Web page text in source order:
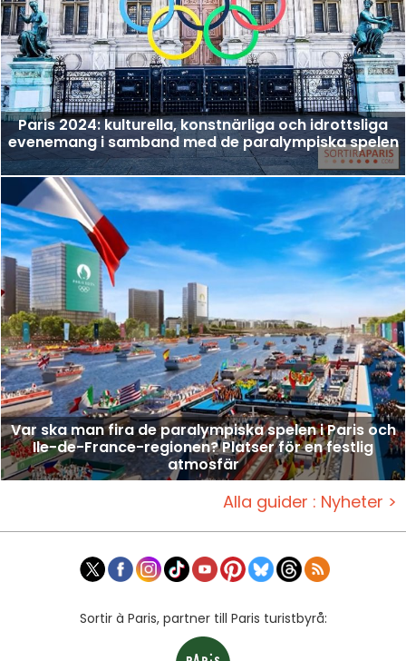
Paris 2024: kulturella, konstnärliga och idrottsliga
evenemang i samband med de paralympiska spelen
Var ska man fira de paralympiska spelen i Paris och
Ile-de-France-regionen? Platser för en festlig
atmosfär
Alla guider : Nyheter >
Sortir à Paris, partner till Paris turistbyrå: